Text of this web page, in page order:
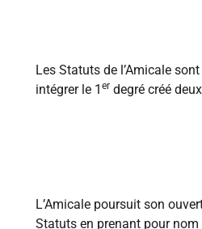
Les Statuts de l’Amicale
intégrer le 1 er degré créé
L’Amicale poursuit son
Statuts en prenant pour